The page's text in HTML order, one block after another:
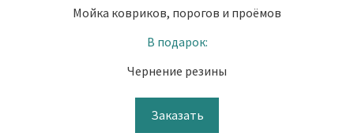
Мойка ковриков, порогов и проёмов
В подарок:
Чернение резины
Заказать